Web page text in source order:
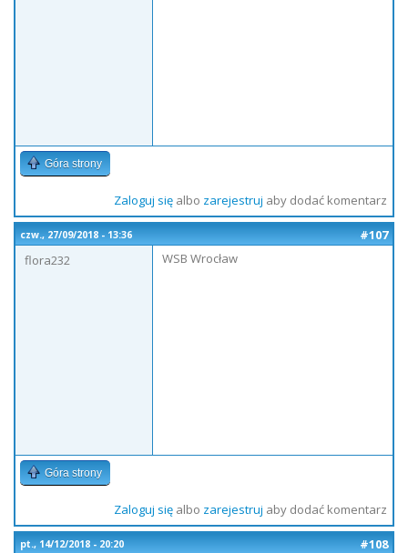
Góra strony
Zaloguj sięalbo zarejestruj aby dodać komentarz
czw., 27/09/2018 - 13:36
#107
flora232
WSB Wrocław
Góra strony
Zaloguj sięalbo zarejestruj aby dodać komentarz
pt., 14/12/2018 - 20:20
#108